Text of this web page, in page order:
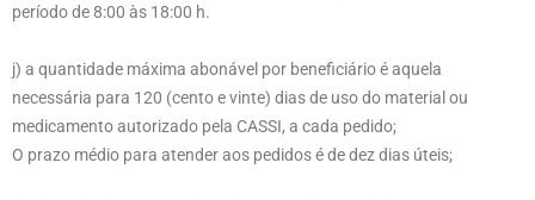
período de 8:00 às 18:00 h.
j) a quantidade máxima abonável por beneficiário é aquela
necessária para 120 (cento e vinte) dias de uso do material ou
medicamento autorizado pela CASSI, a cada pedido;
O prazo médio para atender aos pedidos é de dez dias úteis;